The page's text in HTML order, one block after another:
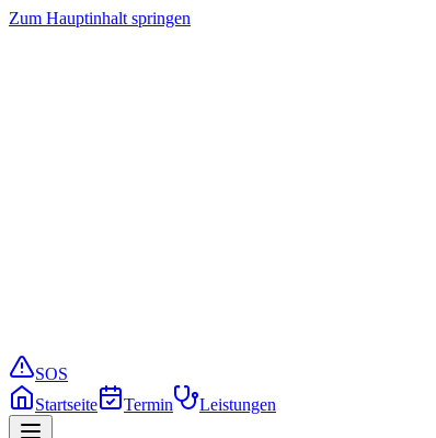
Zum Hauptinhalt springen
SOS
Startseite
Termin Leistungen